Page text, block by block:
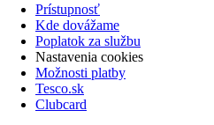
Prístupnosť
Kde dovážame
Poplatok za službu
Nastavenia cookies
Možnosti platby
Tesco.sk
Clubcard